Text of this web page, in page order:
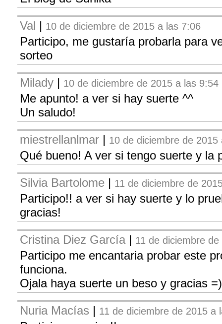
Val | 10 de diciembre de 2015 a las 7:06
Participo, me gustaría probarla para
sorteo
Milady | 10 de diciembre de 2015 a las 9:54
Me apunto! a ver si hay suerte ^^
Un saludo!
miestrellanlmar | 10 de diciembre de 2015
Qué bueno! A ver si tengo suerte y la
Silvia Bartolome | 11 de diciembre de
Participo!! a ver si hay suerte y lo
gracias!
Cristina Diez García | 11 de diciembre
Participo me encantaria probar este
funciona.
Ojala haya suerte un beso y gracias =)
Nuria Macías | 11 de diciembre de 2015 a